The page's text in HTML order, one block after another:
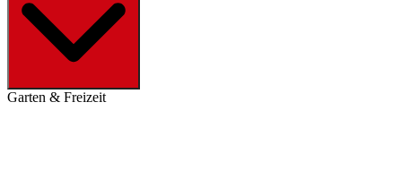
Garten & Freizeit